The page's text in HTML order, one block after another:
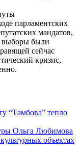
парламентских
мандатов,
выборы были
сейчас
кризис,
“Тамбова” тепло
Ольга Любимова
объектах